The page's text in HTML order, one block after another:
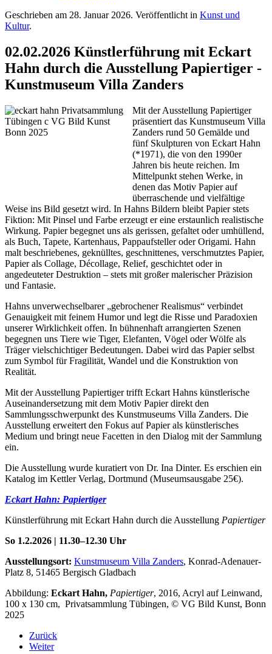
Geschrieben am 28. Januar 2026. Veröffentlicht in Kunst und
Kultur.
02.02.2026 Künstlerführung mit Eckart
Hahn durch die Ausstellung Papiertiger -
Kunstmuseum Villa Zanders
Mit der Ausstellung Papiertiger
präsentiert das Kunstmuseum Villa
Zanders rund 50 Gemälde und
fünf Skulpturen von Eckart Hahn
(*1971), die von den 1990er
Jahren bis heute reichen. Im
Mittelpunkt stehen Werke, in
denen das Motiv Papier auf
überraschende und vielfältige
Weise ins Bild gesetzt wird. In Hahns Bildern bleibt Papier stets
Fiktion: Mit Pinsel und Farbe erzeugt er eine erstaunlich realistische
Wirkung. Papier begegnet uns als gerissen, gefaltet oder umhüllend,
als Buch, Tapete, Kartenhaus, Pappaufsteller oder Origami. Hahn
malt beschriebenes, geknülltes, geschnittenes, verschmutztes Papier,
Papier als Collage, Décollage, Relief, geschichtet oder in
angedeuteter Destruktion – stets mit großer malerischer Präzision
und Fantasie.
Hahns unverwechselbarer „gebrochener Realismus“ verbindet
Genauigkeit mit feinem Humor und legt die Risse und Paradoxien
unserer Wirklichkeit offen. In bühnenhaft arrangierten Szenen
begegnen uns Tiere wie Tiger, Elefanten, Vögel oder Wölfe als
Träger vielschichtiger Bedeutungen. Dabei wird das Papier selbst
zum Symbol für Fragilität, Wandel und die Konstruktion von
Realität.
Mit der Ausstellung Papiertiger trifft Eckart Hahns künstlerische
Auseinandersetzung mit dem Motiv Papier direkt den
Sammlungsschwerpunkt des Kunstmuseums Villa Zanders. Die
Ausstellung erweitert den Fokus auf Papier als künstlerisches
Medium und bringt neue Facetten in den Dialog mit der Sammlung
ein.
Die Ausstellung wurde kuratiert von Dr. Ina Dinter. Es erschien ein
Katalog im Kettler Verlag, Dortmund (Museumsausgabe 25€).
Eckart Hahn: Papiertiger
Künstlerführung mit Eckart Hahn durch die Ausstellung Papiertiger
So 1.2.2026 | 11.30–12.30 Uhr
Ausstellungsort: Kunstmuseum Villa Zanders, Konrad-Adenauer-
Platz 8, 51465 Bergisch Gladbach
Abbildung: Eckart Hahn, Papiertiger, 2016, Acryl auf Leinwand,
100 x 130 cm, Privatsammlung Tübingen, © VG Bild Kunst, Bonn
2025
Zurück
Weiter